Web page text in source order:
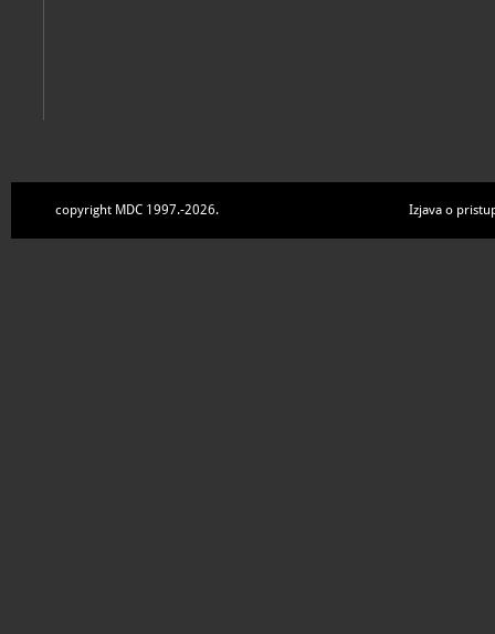
copyright MDC 1997.-2026. Izjava o